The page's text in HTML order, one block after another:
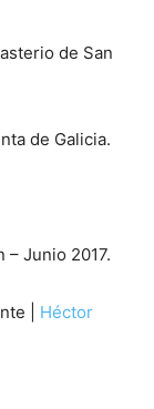
de San
de Galicia.
– Junio 2017.
| Héctor